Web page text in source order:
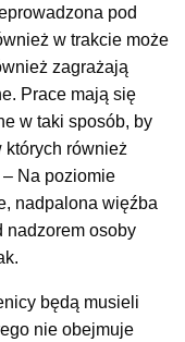
pod
w trakcie może
zagrażają
Prace mają się
w taki sposób, by
których również
– Na poziomie
nadpalona więźba
nadzorem osoby
będą musieli
nie obejmuje